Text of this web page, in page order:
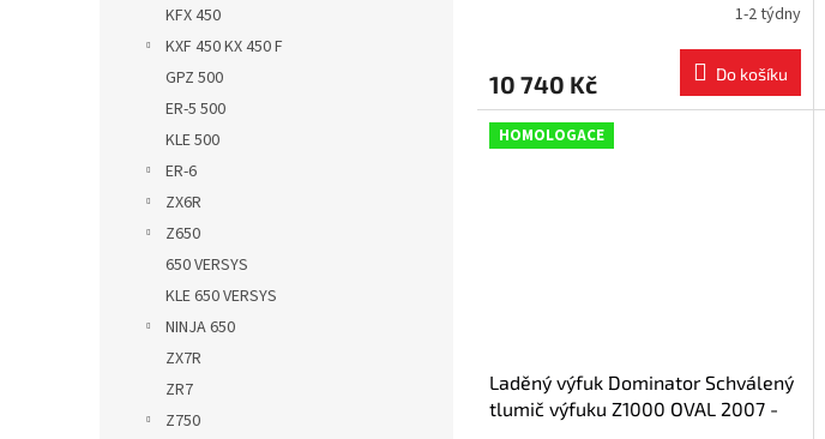
KFX 450
KXF 450 KX 450 F
GPZ 500
ER-5 500
KLE 500
ER-6
ZX6R
Z650
650 VERSYS
KLE 650 VERSYS
NINJA 650
ZX7R
ZR7
Z750
1-2 týdny
10 740 Kč Do košíku
HOMOLOGACE
Laděný výfuk Dominator Schválený
tlumič výfuku Z1000 OVAL 2007 -